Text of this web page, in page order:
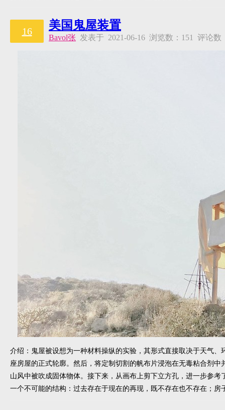
16 美国鬼屋装置
Bavol张 发表于 2021-06-16 浏览数：151 评论
介绍：鬼屋被设想为一种材料操纵的实验，其形式直接取决于天气
座房屋的正式轮廓。然后，将定制切割的帆布片浸泡在无毒粘合剂
山风中被吹成固体物体。接下来，从画布上剪下立方孔，进一步参
一个不可能的结构：过去存在于现在的再现，既不存在也不存在；房